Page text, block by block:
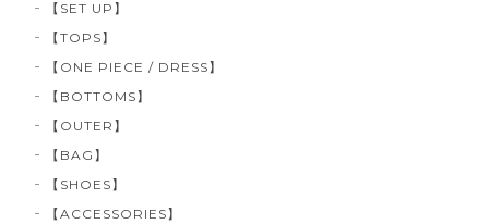
【SET UP】
【TOPS】
【ONE PIECE / DRESS】
【BOTTOMS】
【OUTER】
【BAG】
【SHOES】
【ACCESSORIES】